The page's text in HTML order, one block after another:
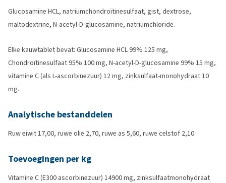
Glucosamine HCL, natriumchondroïtinesulfaat, gist, dextrose,
maltodextrine, N-acetyl-D-glucosamine, natriumchloride.
Elke kauwtablet bevat: Glucosamine HCL 99% 125 mg,
Chondroïtinesulfaat 95% 100 mg, N-acetyl-D-glucosamine 99% 15 mg,
vitamine C (als L-ascorbinezuur) 12 mg, zinksulfaat-monohydraat 10
mg.
Analytische bestanddelen
Ruw eiwit 17,00, ruwe olie 2,70, ruwe as 5,60, ruwe celstof 2,10.
Toevoegingen per kg
Vitamine C (E300 ascorbinezuur) 14900 mg, zinksulfaatmonohydraat